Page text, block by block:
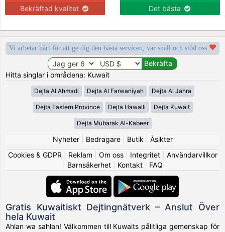
Bekräftad kvalitet Det bästa
Vi arbetar hårt för att ge dig den bästa servicen, var snäll och stöd oss
Hitta singlar i områdena: Kuwait
Dejta Al Ahmadi Dejta Al Farwaniyah Dejta Al Jahra
Dejta Eastern Province Dejta Hawalli Dejta Kuwait
Dejta Mubarak Al-Kabeer
Nyheter| Bedragare| Butik
Åsikter
Cookies & GDPR
Reklam Om oss| Integritet| Användarvillkor
Barnsäkerhet| Kontakt| FAQ
Gratis Kuwaitiskt Dejtingnätverk – Anslut Över
hela Kuwait
Ahlan wa sahlan! Välkommen till Kuwaits pålitliga gemenskap för